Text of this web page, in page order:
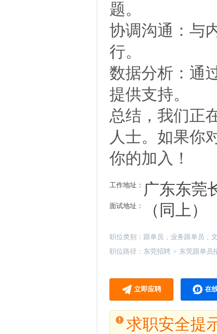
题。
协调沟通：与
行。
数据分析：通
提供支持。
总结，我们正
人士。如果你
你的加入！
工作地址： 广东东莞
面试地址： （同上）
职位类别： 跟单员 ; 业务跟单员 ;
职位路径： 东莞招聘 > 东莞跟单员
立即应聘 在
求职安全提